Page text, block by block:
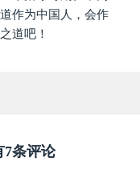
作为中国人，会作
道吧！
7条评论